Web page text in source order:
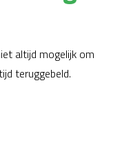
altijd mogelijk om
teruggebeld.